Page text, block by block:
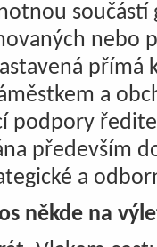
nebo
přímá
a
podpory
především
a
někde na